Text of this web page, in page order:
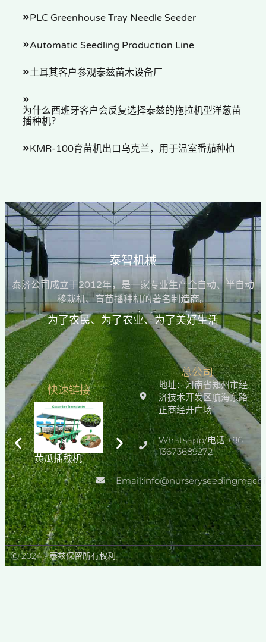
PLC Greenhouse Tray Needle Seeder
Automatic Seedling Production Line
土耳其客户参观泰兹苗木设备厂
为什么西班牙客户会反复选择泰兹的拖拉机型洋葱苗
播种机？
KMR-100育苗机出口乌克兰，用于温室番茄种植
泰智机械
泰济公司成立于2012年，是一家专业生产全自动、半自动
移栽机、育苗播种机的著名制造商。
为了农民、为了农业、为了美好生活
快速链接
黄瓜插秧机
温室播种蔬菜育
苗播种机
各种蔬菜种子播
种自动育苗播种
机
总公司
地址：河南省郑州市经
济技术开发区航海东路
正商经开广场
Whatsapp/电话:+86
13673689272
Ⓒ 2024 - 泰兹保留所有权利